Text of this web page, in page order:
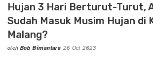
Hujan 3 Hari Berturut-Turut,
Sudah Masuk Musim Hujan di
Malang?
Posted
oleh Bob Bimantara 26 Oct 2023